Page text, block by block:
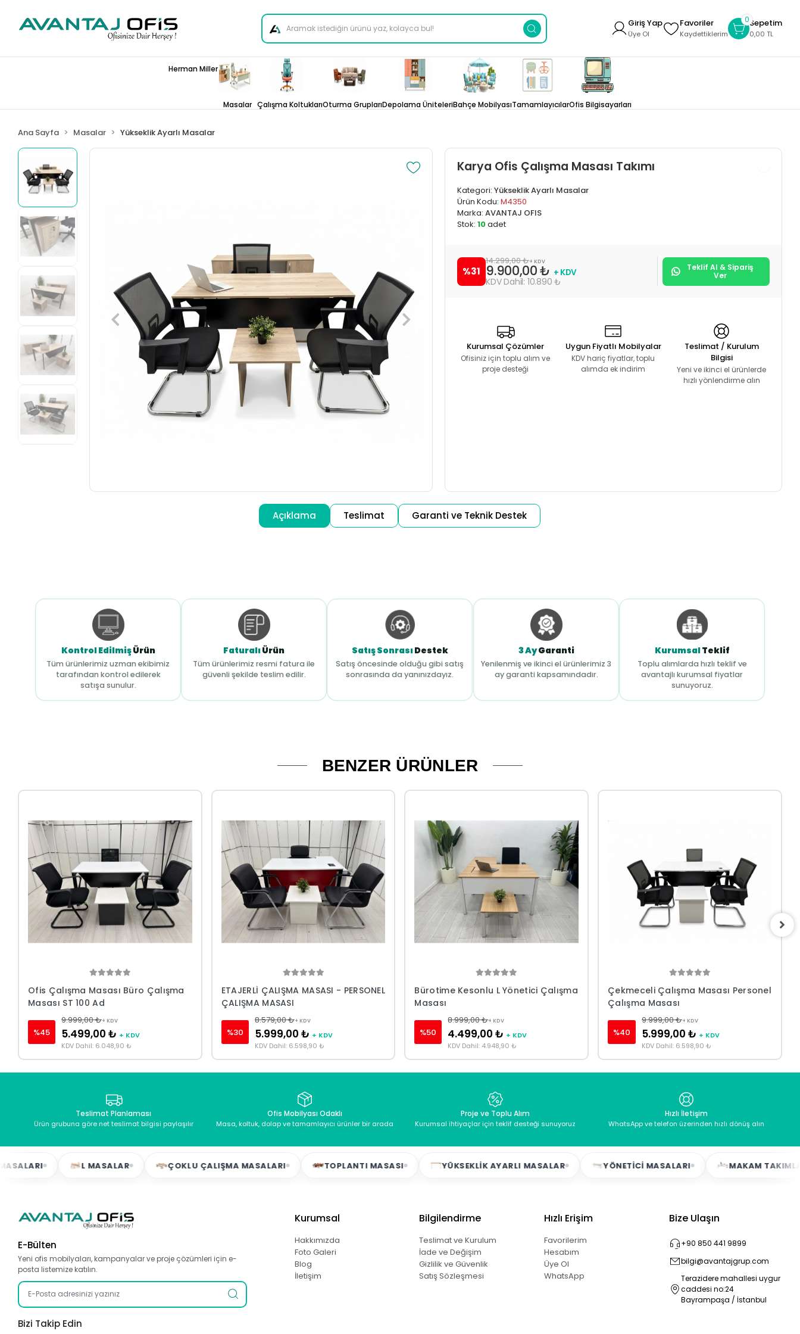
Giriş Yap
Üye Ol
Favoriler
Kaydettiklerim
0Sepetim
0,00 TL
Herman Miller
Masalar Çalışma KoltuklarıOturma GruplarıDepolama ÜniteleriBahçe MobilyasıTamamlayıcılarOfis Bilgisayarları
Ana Sayfa Masalar Yükseklik Ayarlı Masalar
Karya Ofis Çalışma Masası Takımı
Kategori:Yükseklik Ayarlı Masalar
Ürün Kodu:M4350
Marka:AVANTAJ OFIS
Stok:10adet
%31
14.299,00 ₺+ KDV
9.900,00 ₺ + KDV
10.890 ₺
Teklif Al & Sipariş
Ver
Kurumsal Çözümler
Ofisiniz için toplu alım ve
proje desteği
Uygun Fiyatlı Mobilyalar
KDV hariç fiyatlar, toplu
alımda ek indirim
Teslimat / Kurulum
Bilgisi
Yeni ve ikinci el ürünlerde
hızlı yönlendirme alın
Açıklama Teslimat Garanti ve Teknik Destek
Kontrol EdilmişÜrün
Tüm ürünlerimiz uzman ekibimiz
tarafından kontrol edilerek
satışa sunulur.
FaturalıÜrün
Tüm ürünlerimiz resmi fatura ile
güvenli şekilde teslim edilir.
Satış SonrasıDestek
Satış öncesinde olduğu gibi satış
sonrasında da yanınızdayız.
3 AyGaranti
Yenilenmiş ve ikinci el ürünlerimiz 3
ay garanti kapsamındadır.
KurumsalTeklif
Toplu alımlarda hızlı teklif ve
avantajlı kurumsal fiyatlar
sunuyoruz.
BENZER ÜRÜNLER
Ofis Çalışma Masası Büro Çalışma
Masası ST 100 Ad
%45
9.999,00 ₺+ KDV
5.499,00 ₺ + KDV
KDV Dahil: 6.048,90 ₺
ETAJERLİ ÇALIŞMA MASASI - PERSONEL
ÇALIŞMA MASASI
%30
8.579,00 ₺+ KDV
5.999,00 ₺ + KDV
KDV Dahil: 6.598,90 ₺
Bürotime Kesonlu L Yönetici Çalışma
Masası
%50
8.999,00 ₺+ KDV
4.499,00 ₺ + KDV
KDV Dahil: 4.948,90 ₺
Çekmeceli Çalışma Masası Personel
Çalışma Masası
%40
9.999,00 ₺+ KDV
5.999,00 ₺ + KDV
KDV Dahil: 6.598,90 ₺
Teslimat Planlaması
Ürün grubuna göre net teslimat bilgisi paylaşılır
Ofis Mobilyası Odaklı
Masa, koltuk, dolap ve tamamlayıcı ürünler bir arada
Proje ve Toplu Alım
Kurumsal ihtiyaçlar için teklif desteği sunuyoruz
Hızlı İletişim
WhatsApp ve telefon üzerinden hızlı dönüş alın
L MASALAR ÇOKLU ÇALIŞMA MASALARI TOPLANTI MASASI YÜKSEKLIK AYARLI MASALAR YÖNETICI MASALARI MAKAM TAKIMLARI
E-Bülten
Yeni ofis mobilyaları, kampanyalar ve proje çözümleri için e-
posta listemize katılın.
Bizi Takip Edin
Kurumsal
Hakkımızda
Foto Galeri
Blog
İletişim
Bilgilendirme
Teslimat ve Kurulum
İade ve Değişim
Gizlilik ve Güvenlik
Satış Sözleşmesi
Hızlı Erişim
Favorilerim
Hesabım
Üye Ol
WhatsApp
Bize Ulaşın
+90 850 441 9899
bilgi@avantajgrup.com
Terazidere mahallesi uygur
caddesi no:24
Bayrampaşa / İstanbul